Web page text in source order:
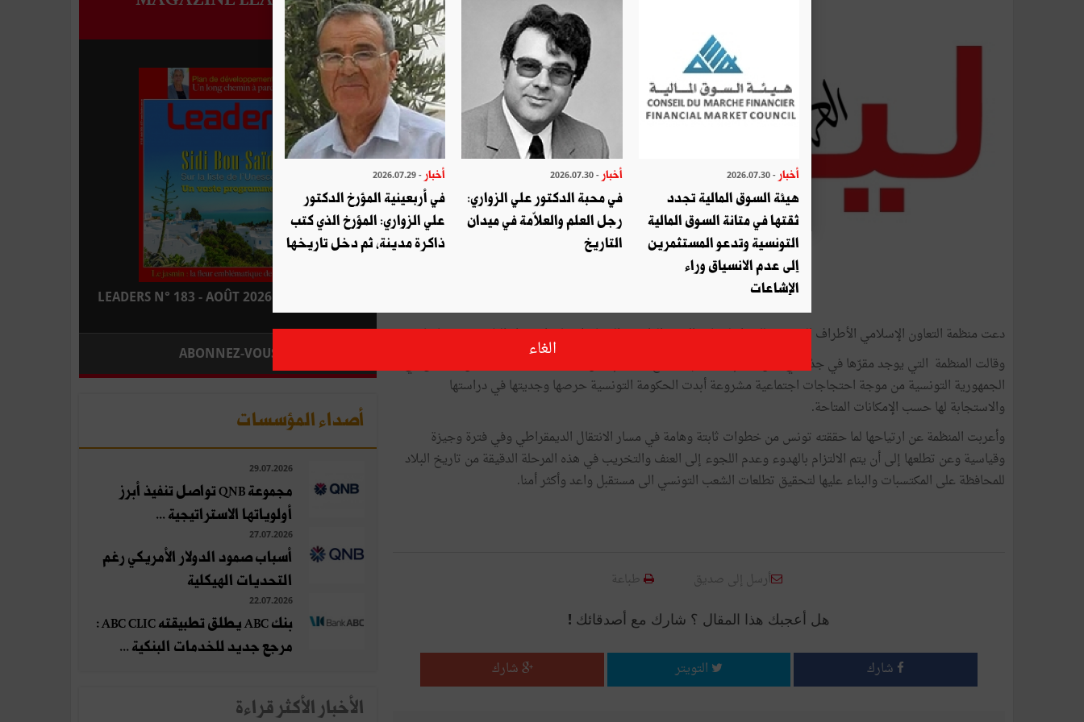
دعت منظمة التعاون الإسلامي الأطراف التونسية للحوار لتجاوز الازمة الراهنة والمحافظة على استقرار البلاد ومكتسباتها.
وقالت المنظمة التي يوجد مقرّها في جدّة في بيان اليوم السبت إنها تتابع باهتمام وعن كثب ما تشهده العديد من المناطق في
الجمهورية التونسية من موجة احتجاجات اجتماعية مشروعة أبدت الحكومة التونسية حرصها وجديتها في دراستها
والاستجابة لها حسب الإمكانات المتاحة.
وأعربت المنظمة عن ارتياحها لما حققته تونس من خطوات ثابتة وهامة في مسار الانتقال الديمقراطي وفي فترة وجيزة
وقياسية وعن تطلعها إلى أن يتم الالتزام بالهدوء وعدم اللجوء إلى العنف والتخريب في هذه المرحلة الدقيقة من تاريخ البلاد
للمحافظة على المكتسبات والبناء عليها لتحقيق تطلعات الشعب التونسي الى مستقبل واعد وأكثر أمنا.
أرسل إلى صديق طباعة
هل أعجبك هذا المقال ؟ شارك مع أصدقائك !
شارك التويتر شارك
LEADERS N° 183 - AOÛT 2026 : EN KIOSQUE
ABONNEZ-VOUS
أصداء المؤسسات
29.07.2026
مجموعة QNB تواصل تنفيذ أبرز
أولوياتها الاستراتيجية ...
27.07.2026
أسباب صمود الدولار الأمريكي رغم
التحديات الهيكلية
22.07.2026
بنك ABC يطلق تطبيقته ABC CLIC :
مرجع جديد للخدمات البنكية ...
الأخبار الأكثر قراءة
أخبار - 2026.07.30
هيئة السوق المالية تجدد
ثقتها في متانة السوق المالية
التونسية وتدعو المستثمرين
إلى عدم الانسياق وراء
الإشاعات
أخبار - 2026.07.30
في محبة الدكتور علي الزواري:
رجل العلم والعلاّمة في ميدان
التاريخ
أخبار - 2026.07.29
في أربعينية المؤرخ الدكتور
علي الزواري: المؤرخ الذي كتب
ذاكرة مدينة، ثم دخل تاريخها
الغاء